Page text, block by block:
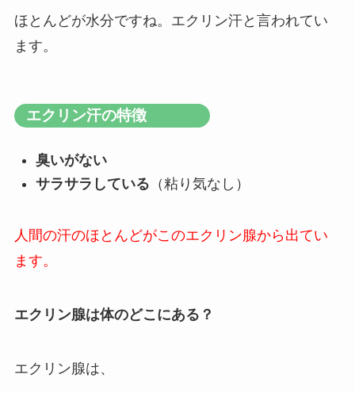
ほとんどが水分ですね。エクリン汗と言われてい
ます。
エクリン汗の特徴
臭いがない
サラサラしている （粘り気なし）
人間の汗のほとんどがこのエクリン腺から出てい
ます。
エクリン腺は体のどこにある？
エクリン腺は、